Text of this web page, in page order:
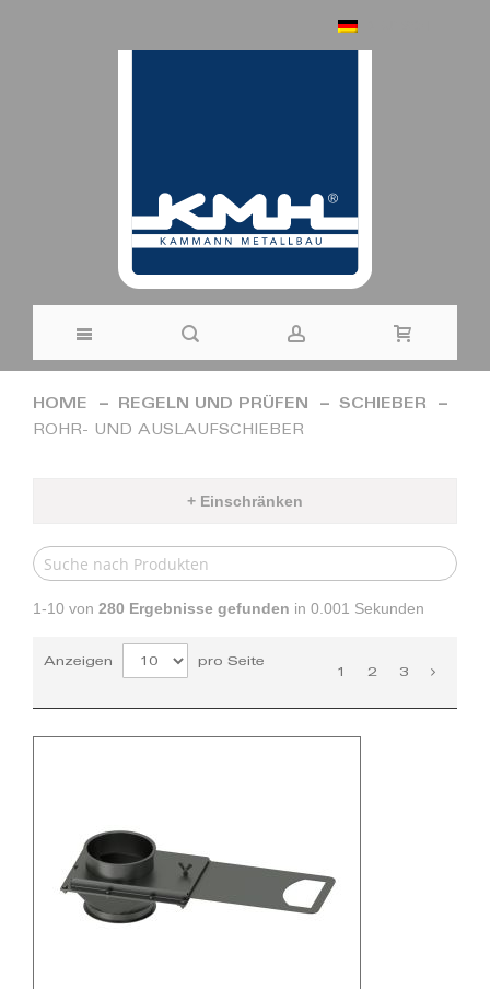
zum
HOME REGELN UND PRÜFEN
SCHIEBER
ROHR- UND AUSLAUFSCHIEBER
+ Einschränken
1-10 von 280 Ergebnisse gefunden in 0.001 Sekunden
Anzeigen
pro Seite
1
2 3